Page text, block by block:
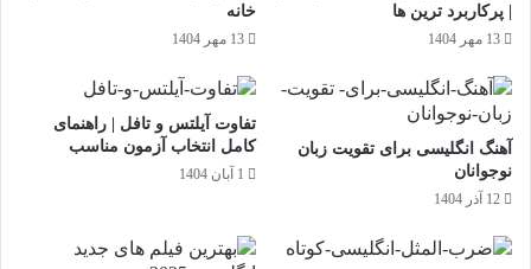
| پرکاربرد ترین ها
13 مهر 1404
خانه
13 مهر 1404
آهنگ انگلیسی برای تقویت زبان
نوجوانان
12 آذر 1404
تفاوت‌ آیلتس و تافل | راهنمای
کامل انتخاب آزمون مناسب
1 آبان 1404